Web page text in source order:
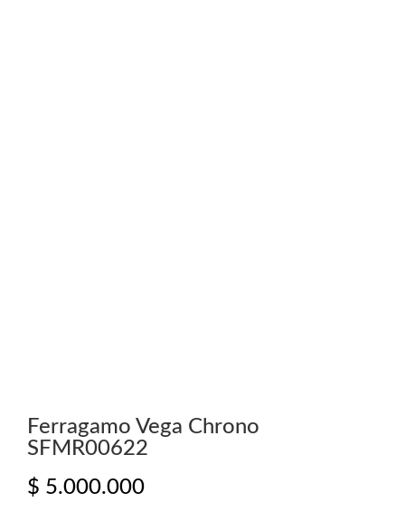
Ferragamo Vega Chrono
SFMR00622
$ 5.000.000